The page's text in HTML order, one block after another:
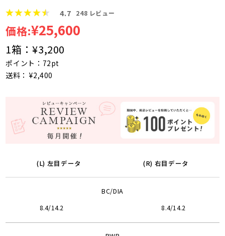
4.7 248 レビュー
価格:¥25,600
1箱：¥3,200
ポイント：72pt
送料： ¥2,400
(L) 左目データ (R) 右目データ
BC/DIA
8.4/14.2 8.4/14.2